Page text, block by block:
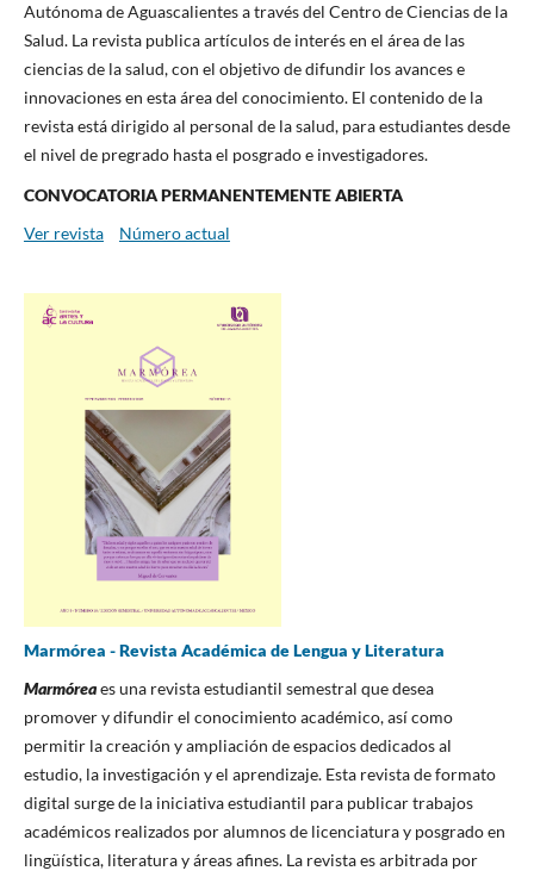
Autónoma de Aguascalientes a través del Centro de Ciencias de la
Salud. La revista publica artículos de interés en el área de las
ciencias de la salud, con el objetivo de difundir los avances e
innovaciones en esta área del conocimiento. El contenido de la
revista está dirigido al personal de la salud, para estudiantes desde
el nivel de pregrado hasta el posgrado e investigadores.
CONVOCATORIA PERMANENTEMENTE ABIERTA
Ver revista
Número actual
Marmórea - Revista Académica de Lengua y Literatura
Marmóreaes una revista estudiantil semestral que desea
promover y difundir el conocimiento académico, así como
permitir la creación y ampliación de espacios dedicados al
estudio, la investigación y el aprendizaje. Esta revista de formato
digital surge de la iniciativa estudiantil para publicar trabajos
académicos realizados por alumnos de licenciatura y posgrado en
lingüística, literatura y áreas afines. La revista es arbitrada por